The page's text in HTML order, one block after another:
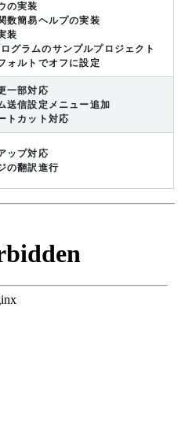
の実装
数簡易ヘルプの実装
装
グラムのサンプルプロジェクト
ォルトでオフに設定
一部対応
送信設定メニュー追加
トカット対応
ップ対応
の翻訳進行